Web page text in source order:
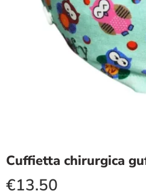
Cuffietta chirurgica
€13.50